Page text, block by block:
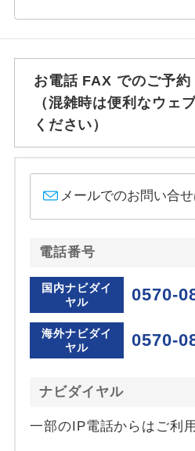
お電話 FAX でのご予約
（混雑時は便利なウェ
ください）
メールでのお問い合
電話番号
国内ナビダイ
ヤル
0570-
海外ナビダイ
ヤル
0570-
ナビダイヤル
一部のIP電話からはご利